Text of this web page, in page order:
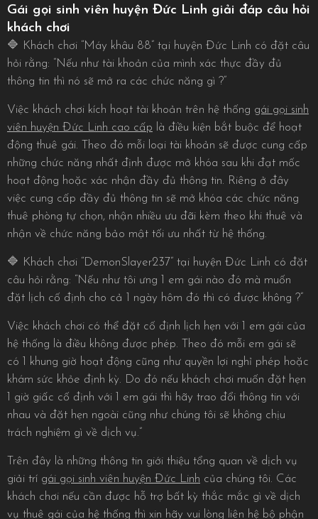
Gái gọi sinh viên huyện Đức Linh giải đáp câu hỏi
khách chơi
🔷 Khách chơi “Máy khâu 88” tại huyện Đức Linh có đặt câu
hỏi rằng: “Nếu như tài khoản của mình xác thực đầy đủ
thông tin thì nó sẽ mở ra các chức năng gì ?”
Việc khách chơi kích hoạt tài khoản trên hệ thống gái gọi sinh
viên huyện Đức Linh cao cấp là điều kiện bắt buộc để hoạt
động thuê gái. Theo đó mỗi loại tài khoản sẽ được cung cấp
những chức năng nhất định được mở khóa sau khi đạt mốc
hoạt động hoặc xác nhận đầy đủ thông tin. Riêng ở đây
việc cung cấp đầy đủ thông tin sẽ mở khóa các chức năng
thuê phòng tự chọn, nhận nhiều ưu đãi kèm theo khi thuê và
nhận về chức năng bảo mật tối ưu nhất từ hệ thống.
🔷 Khách chơi “DemonSlayer237” tại huyện Đức Linh có đặt
câu hỏi rằng: “Nếu như tôi ưng 1 em gái nào đó mà muốn
đặt lịch cố định cho cả 1 ngày hôm đó thì có được không ?”
Việc khách chơi có thể đặt cố định lịch hẹn với 1 em gái của
hệ thống là điều không được phép. Theo đó mỗi em gái sẽ
có 1 khung giờ hoạt động cũng như quyền lợi nghỉ phép hoặc
khám sức khỏe định kỳ. Do đó nếu khách chơi muốn đặt hẹn
1 giờ giấc cố định với 1 em gái thì hãy trao đổi thông tin với
nhau và đặt hẹn ngoài cũng như chúng tôi sẽ không chịu
trách nghiệm gì về dịch vụ.”
Trên đây là những thông tin giới thiệu tổng quan về dịch vụ
giải trí gái gọi sinh viên huyện Đức Linh của chúng tôi. Các
khách chơi nếu cần được hỗ trợ bất kỳ thắc mắc gì về dịch
vụ thuê gái của hệ thống thì xin hãy vui lòng liên hệ bộ phận